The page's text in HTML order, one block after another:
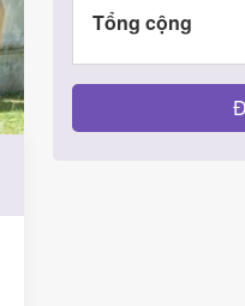
Tổng cộng